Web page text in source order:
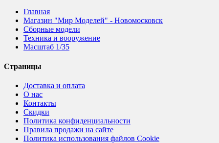
Главная
Магазин "Мир Моделей" - Новомосковск
Сборные модели
Техника и вооружение
Масштаб 1/35
Страницы
Доставка и оплата
О нас
Контакты
Скидки
Политика конфиденциальности
Правила продажи на сайте
Политика использования файлов Cookie